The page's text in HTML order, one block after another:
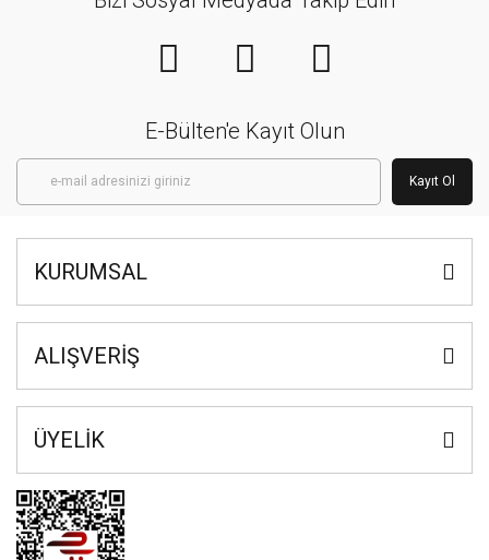
E-Bülten'e Kayıt Olun
Kayıt Ol
KURUMSAL
ALIŞVERİŞ
ÜYELİK